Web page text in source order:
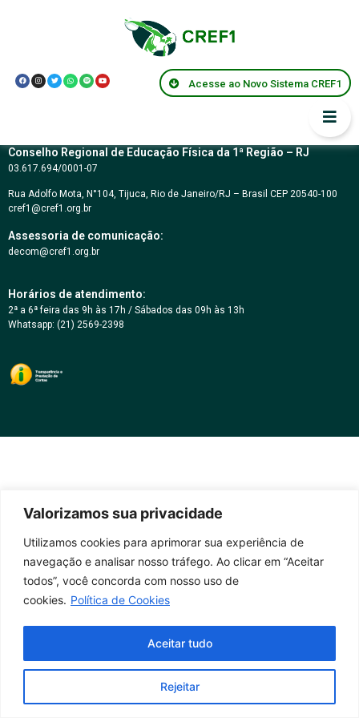
Valorizamos sua privacidade
Utilizamos cookies para aprimorar sua experiência de
navegação e analisar nosso tráfego. Ao clicar em “Aceitar
todos”, você concorda com nosso uso de
cookies. Política de Cookies
Rejeitar
Aceitar tudo
Acesse ao Novo Sistema CREF1
CARTA CONVITE Nº
02/2018
Conselho Regional de Educação Física da 1ª Região – RJ
03.617.694/0001-07
Rua Adolfo Mota, N°104, Tijuca, Rio de Janeiro/RJ – Brasil CEP 20540-100
cref1@cref1.org.br
Assessoria de comunicação:
decom@cref1.org.br
Horários de atendimento:
2ª a 6ª feira das 9h às 17h / Sábados das 09h às 13h
Whatsapp: (21) 2569-2398